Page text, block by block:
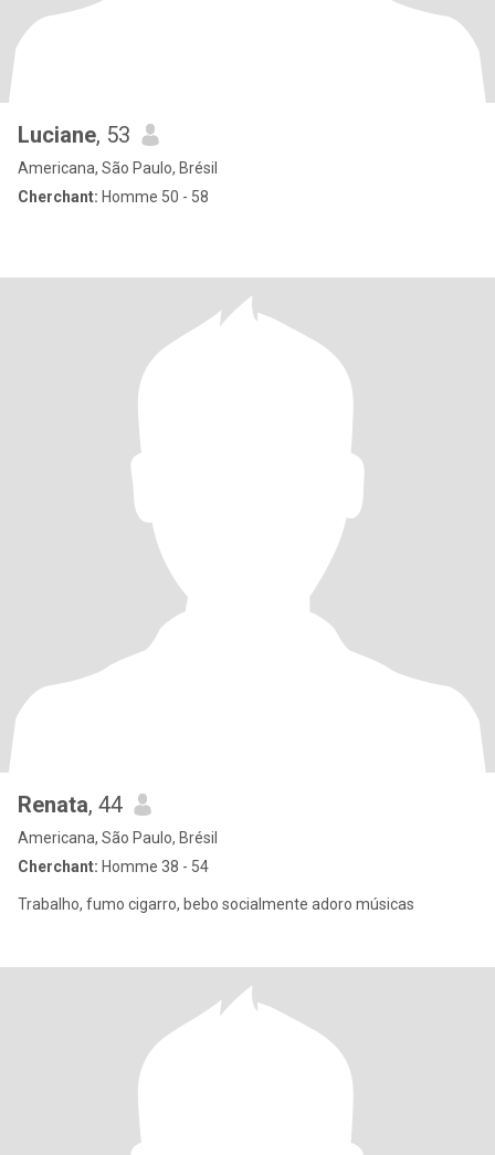
Luciane, 53
Americana, São Paulo, Brésil
Cherchant: Homme 50 - 58
Renata, 44
Americana, São Paulo, Brésil
Cherchant: Homme 38 - 54
Trabalho, fumo cigarro, bebo socialmente adoro músicas